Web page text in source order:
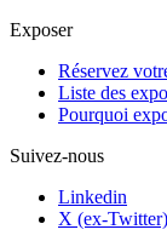
Exposer
Réservez
Liste des
Pourquoi
Suivez-nous
Linkedin
X (ex-Twitter)